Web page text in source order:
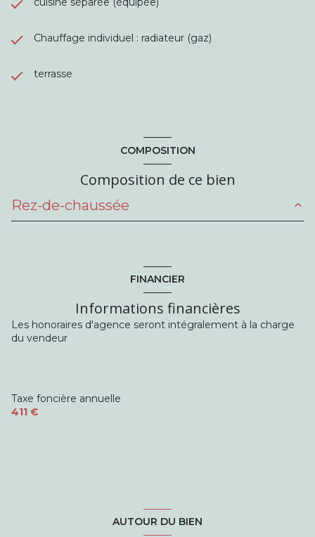
Chauffage individuel : radiateur (gaz)
terrasse
COMPOSITION
Composition de ce bien
Rez-de-chaussée
Dégagement
salle d'eau
véranda
Pièce de vie
FINANCIER
Informations financières
Les honoraires d'agence seront intégralement à la charge
du vendeur
Taxe foncière annuelle
411 €
AUTOUR DU BIEN